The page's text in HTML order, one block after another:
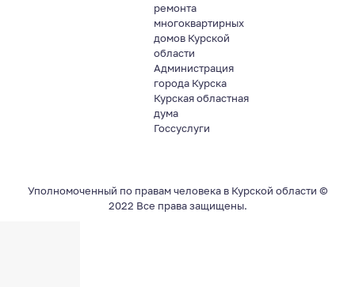
ремонта
многоквартирных
домов Курской
области
Администрация
города Курска
Курская областная
дума
Госсуслуги
Уполномоченный по правам человека в Курской области ©
2022 Все права защищены.